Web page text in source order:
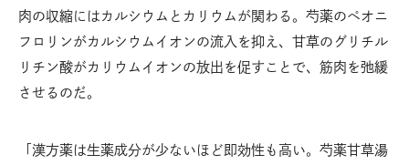
肉の収縮にはカルシウムとカリウムが関わる。芍薬のペオニ
フロリンがカルシウムイオンの流入を抑え、甘草のグリチル
リチン酸がカリウムイオンの放出を促すことで、筋肉を弛緩
させるのだ。
「漢方薬は生薬成分が少ないほど即効性も高い。芍薬甘草湯